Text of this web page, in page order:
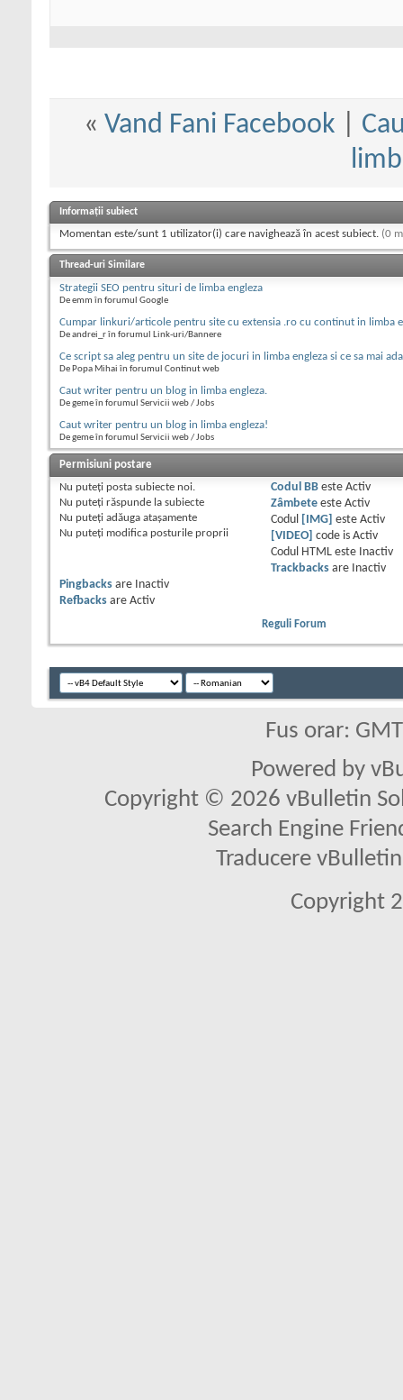
« Vand Fani Facebook
Informații subiect
Momentan este/sunt 1 utilizator(i) care navighează în acest subiect. (0
Thread-uri Similare
Strategii SEO pentru situri de limba engleza
De emm în forumul Google
Cumpar linkuri/articole pentru site cu extensia .ro cu continut in limba
De andrei_r în forumul Link-uri/Bannere
Ce script sa aleg pentru un site de jocuri in limba engleza si ce sa mai
De Popa Mihai în forumul Continut web
Caut writer pentru un blog in limba engleza.
De geme în forumul Servicii web / Jobs
Caut writer pentru un blog in limba engleza!
De geme în forumul Servicii web / Jobs
Permisiuni postare
Nu puteţi posta subiecte noi.
Nu puteţi răspunde la subiecte
Nu puteţi adăuga ataşamente
Nu puteţi modifica posturile proprii
Codul BBeste Activ
Zâmbeteeste Activ
Codul
[IMG] este Activ
[VIDEO]
code is Activ
Codul HTML este
Inactiv
Trackbacksare
Inactiv
Pingbacks are
Inactiv
Refbacks are Activ
Reguli Forum
Fus orar:
Powered by
Copyright © 2026 vBulletin
Search Engine
Traducere
Copyright